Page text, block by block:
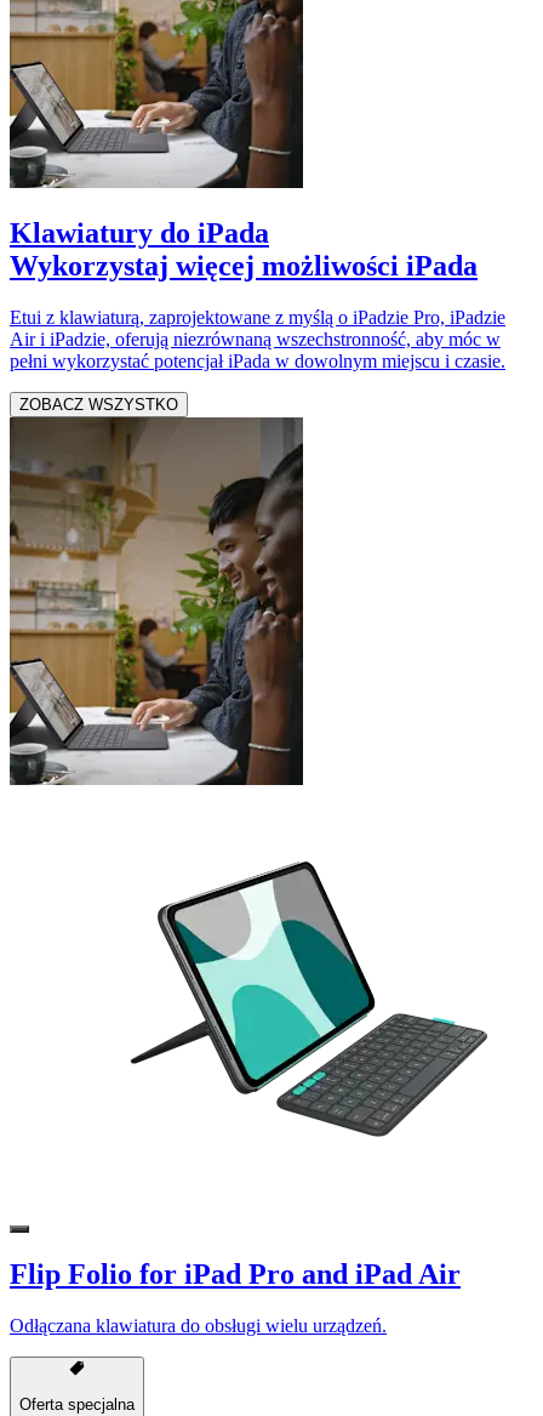
Klawiatury do iPada
Wykorzystaj więcej możliwości iPada
Etui z klawiaturą, zaprojektowane z myślą o iPadzie Pro, iPadzie
Air i iPadzie, oferują niezrównaną wszechstronność, aby móc w
pełni wykorzystać potencjał iPada w dowolnym miejscu i czasie.
ZOBACZ WSZYSTKO
Flip Folio for iPad Pro and iPad Air
Odłączana klawiatura do obsługi wielu urządzeń.
Oferta specjalna